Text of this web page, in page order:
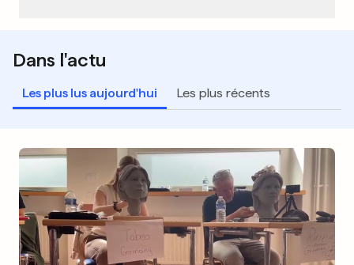
Dans l'actu
Les plus lus aujourd'hui Les plus récents